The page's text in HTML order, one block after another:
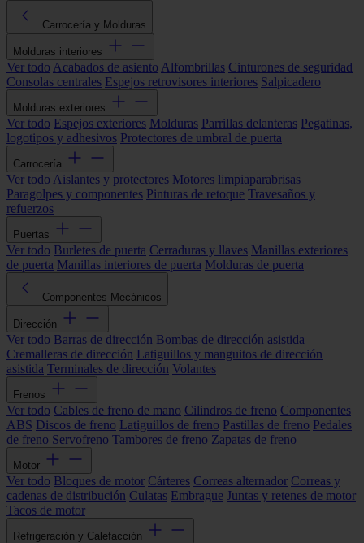
Carrocería y Molduras
Molduras interiores
Ver todo Acabados de asiento Alfombrillas Cinturones de seguridad
Consolas centrales Espejos retrovisores interiores Salpicadero
Molduras exteriores
Ver todo Espejos exteriores Molduras Parrillas delanteras Pegatinas,
logotipos y adhesivos Protectores de umbral de puerta
Carrocería
Ver todo Aislantes y protectores Motores limpiaparabrisas
Paragolpes y componentes Pinturas de retoque Travesaños y
refuerzos
Puertas
Ver todo Burletes de puerta Cerraduras y llaves Manillas exteriores
de puerta Manillas interiores de puerta Molduras de puerta
Componentes Mecánicos
Dirección
Ver todo Barras de dirección Bombas de dirección asistida
Cremalleras de dirección Latiguillos y manguitos de dirección
asistida Terminales de dirección Volantes
Frenos
Ver todo Cables de freno de mano Cilindros de freno Componentes
ABS Discos de freno Latiguillos de freno Pastillas de freno Pedales
de freno Servofreno Tambores de freno Zapatas de freno
Motor
Ver todo Bloques de motor Cárteres Correas alternador Correas y
cadenas de distribución Culatas Embrague Juntas y retenes de motor
Tacos de motor
Refrigeración y Calefacción